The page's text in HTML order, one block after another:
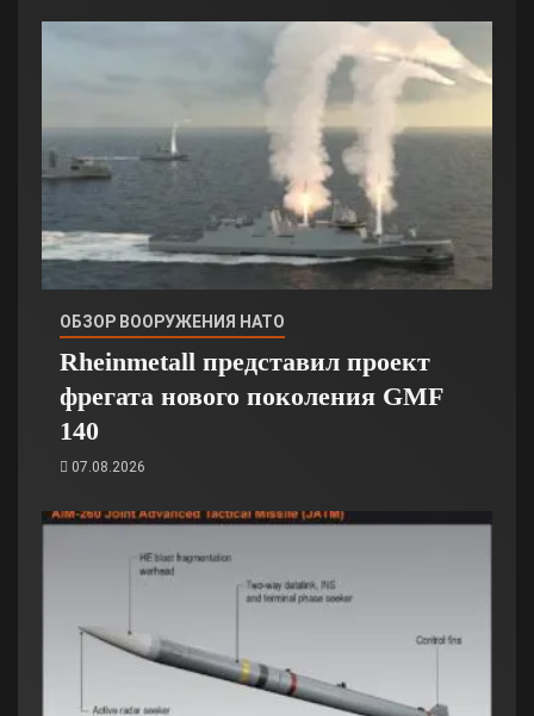
ОБЗОР ВООРУЖЕНИЯ НАТО
Rheinmetall представил проект
фрегата нового поколения GMF
140
07.08.2026